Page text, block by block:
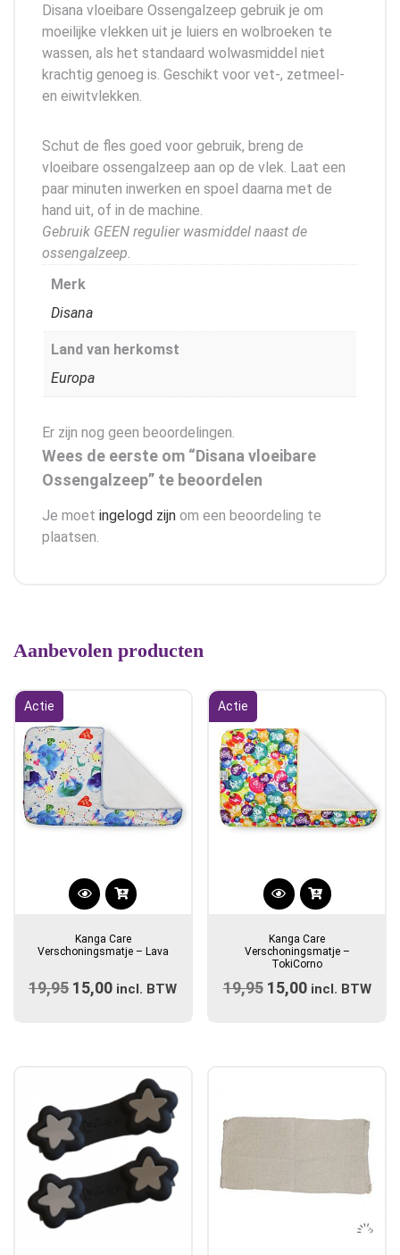
Disana vloeibare Ossengalzeep gebruik je om
moeilijke vlekken uit je luiers en wolbroeken te
wassen, als het standaard wolwasmiddel niet
krachtig genoeg is. Geschikt voor vet-, zetmeel-
en eiwitvlekken.
Schut de fles goed voor gebruik, breng de
vloeibare ossengalzeep aan op de vlek. Laat een
paar minuten inwerken en spoel daarna met de
hand uit, of in de machine.
Gebruik GEEN regulier wasmiddel naast de
ossengalzeep.
Merk
Disana
Land van herkomst
Europa
Er zijn nog geen beoordelingen.
Wees de eerste om “Disana vloeibare
Ossengalzeep” te beoordelen
Je moet ingelogd zijn om een beoordeling te
plaatsen.
Aanbevolen producten
Actie
Kanga Care
Verschoningsmatje – Lava
19,95 Oorspronkelijke
15,00 Huidige
incl. BTW
Actie
Kanga Care
Verschoningsmatje –
TokiCorno
19,95 Oorspronkelijke
15,00Huidige
incl. BTW